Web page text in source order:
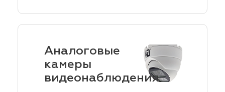
Аналоговые
камеры
видеонаблюдения